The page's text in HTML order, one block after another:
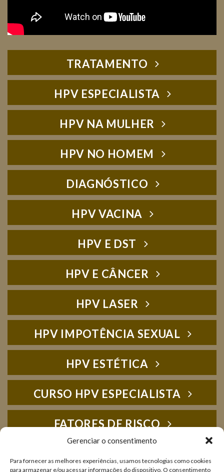
Gerenciar o consentimento
Para fornecer as melhores experiências, usamos tecnologias como cookies
para armazenar e/ou acessar informações do dispositivo. O consentimento
TRATAMENTO
HPV ESPECIALISTA
HPV NA MULHER
HPV NO HOMEM
DIAGNÓSTICO
HPV VACINA
HPV E DST
HPV E CÂNCER
HPV LASER
HPV IMPOTÊNCIA SEXUAL
HPV ESTÉTICA
CURSO HPV ESPECIALISTA
FATORES DE RISCO